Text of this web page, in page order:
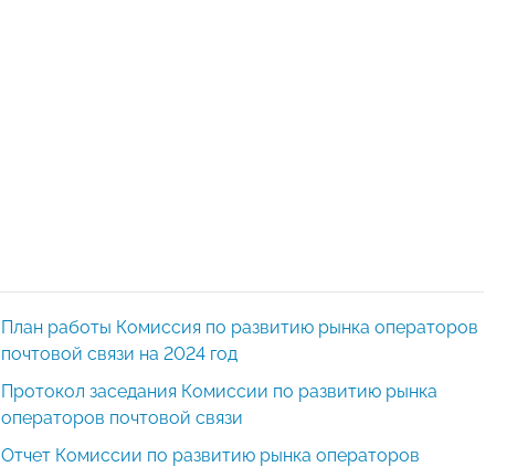
План работы Комиссия по развитию рынка операторов
почтовой связи на 2024 год
Протокол заседания Комиссии по развитию рынка
операторов почтовой связи
Отчет Комиссии по развитию рынка операторов